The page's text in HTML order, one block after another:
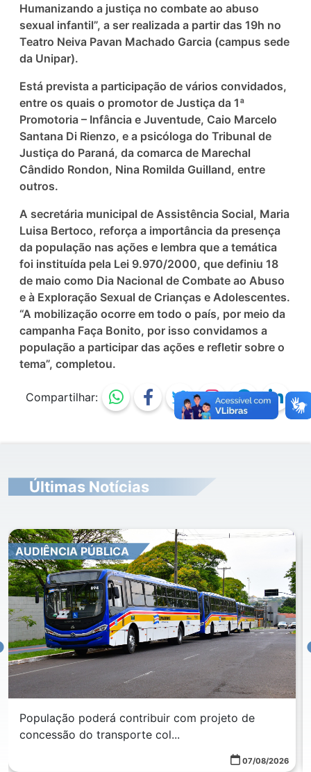
Humanizando a justiça no combate ao abuso
sexual infantil”, a ser realizada a partir das 19h no
Teatro Neiva Pavan Machado Garcia (campus sede
da Unipar).
Está prevista a participação de vários convidados,
entre os quais o promotor de Justiça da 1ª
Promotoria – Infância e Juventude, Caio Marcelo
Santana Di Rienzo, e a psicóloga do Tribunal de
Justiça do Paraná, da comarca de Marechal
Cândido Rondon, Nina Romilda Guilland, entre
outros.
A secretária municipal de Assistência Social, Maria
Luisa Bertoco, reforça a importância da presença
da população nas ações e lembra que a temática
foi instituída pela Lei 9.970/2000, que definiu 18
de maio como Dia Nacional de Combate ao Abuso
e à Exploração Sexual de Crianças e Adolescentes.
“A mobilização ocorre em todo o país, por meio da
campanha Faça Bonito, por isso convidamos a
população a participar das ações e refletir sobre o
tema”, completou.
Compartilhar:
Últimas Notícias
AUDIÊNCIA PÚBLICA
População poderá contribuir com projeto de
concessão do transporte col...
07/08/2026